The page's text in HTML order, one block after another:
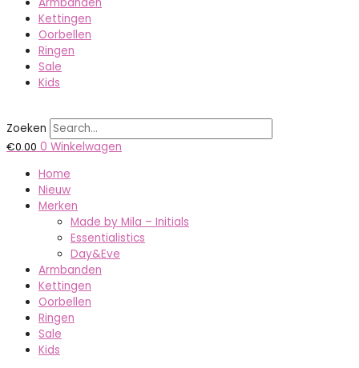
Armbanden
Kettingen
Oorbellen
Ringen
Sale
Kids
Zoeken
€0.00 0 Winkelwagen
Home
Nieuw
Merken
Made by Mila – Initials
Essentialistics
Day&Eve
Armbanden
Kettingen
Oorbellen
Ringen
Sale
Kids